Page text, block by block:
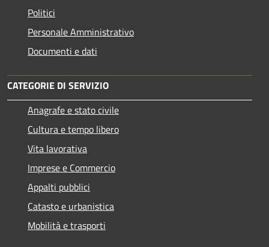
Politici
Personale Amministrativo
Documenti e dati
CATEGORIE DI SERVIZIO
Anagrafe e stato civile
Cultura e tempo libero
Vita lavorativa
Imprese e Commercio
Appalti pubblici
Catasto e urbanistica
Mobilità e trasporti